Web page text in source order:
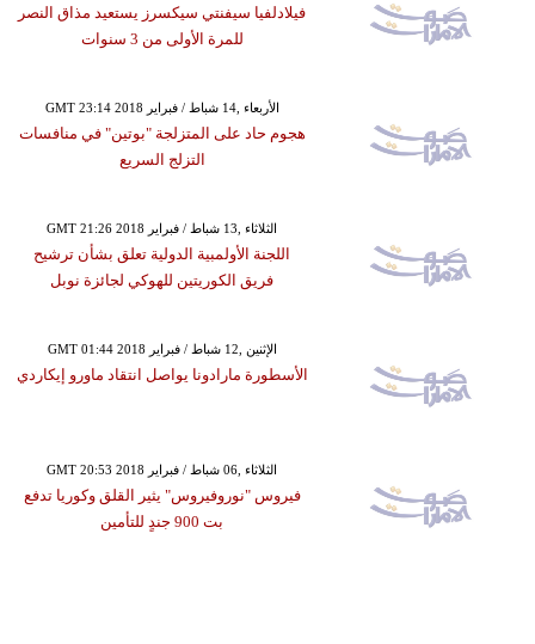
فيلادلفيا سيفنتي سيكسرز يستعيد مذاق النصر
للمرة الأولى من 3 سنوات
GMT 23:14 2018 الأربعاء ,14 شباط / فبراير
هجوم حاد على المتزلجة "بوتين" في منافسات
التزلج السريع
GMT 21:26 2018 الثلاثاء ,13 شباط / فبراير
اللجنة الأولمبية الدولية تعلق بشأن ترشيح
فريق الكوريتين للهوكي لجائزة نوبل
GMT 01:44 2018 الإثنين ,12 شباط / فبراير
الأسطورة مارادونا يواصل انتقاد ماورو إيكاردي
GMT 20:53 2018 الثلاثاء ,06 شباط / فبراير
فيروس "نوروفيروس" يثير القلق وكوريا تدفع
بت 900 جندٍ للتأمين